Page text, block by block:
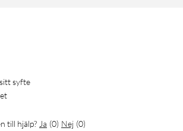
syfte
till hjälp? Ja (0) Nej (0)